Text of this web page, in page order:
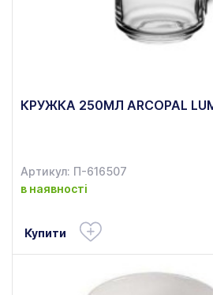
КРУЖКА 250МЛ ARCOPAL
Артикул: П-616507
в наявності
Купити